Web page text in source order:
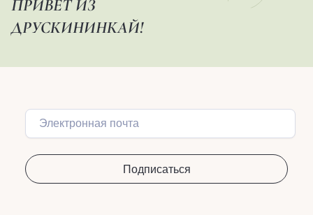
ПРИВЕТ ИЗ
ДРУСКИНИНКАЙ!